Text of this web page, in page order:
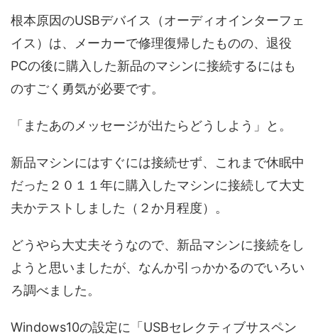
根本原因のUSBデバイス（オーディオインターフェ
イス）は、メーカーで修理復帰したものの、退役
PCの後に購入した新品のマシンに接続するにはも
のすごく勇気が必要です。
「またあのメッセージが出たらどうしよう」と。
新品マシンにはすぐには接続せず、これまで休眠中
だった２０１１年に購入したマシンに接続して大丈
夫かテストしました（２か月程度）。
どうやら大丈夫そうなので、新品マシンに接続をし
ようと思いましたが、なんか引っかかるのでいろい
ろ調べました。
Windows10の設定に「USBセレクティブサスペン